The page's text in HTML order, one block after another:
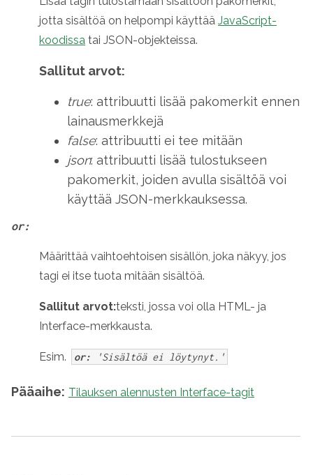
jotta sisältöä on helpompi käyttää JavaScript-
koodissa tai JSON-objekteissa.
Sallitut arvot:
true: attribuutti lisää pakomerkit ennen
lainausmerkkejä
false: attribuutti ei tee mitään
json: attribuutti lisää tulostukseen
pakomerkit, joiden avulla sisältöä voi
käyttää JSON-merkkauksessa.
or:
Määrittää vaihtoehtoisen sisällön, joka näkyy, jos
tagi ei itse tuota mitään sisältöä.
Sallitut arvot:teksti, jossa voi olla HTML- ja
Interface-merkkausta.
Esim. or: 'Sisältöä ei löytynyt.'
Pääaihe: Tilauksen alennusten Interface-tagit